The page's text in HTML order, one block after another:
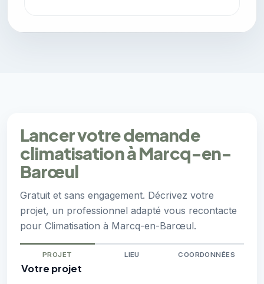
Lancer votre demande
climatisation à Marcq-en-
Barœul
Gratuit et sans engagement. Décrivez votre
projet, un professionnel adapté vous recontacte
pour Climatisation à Marcq-en-Barœul.
PROJET LIEU COORDONNÉES
Votre projet